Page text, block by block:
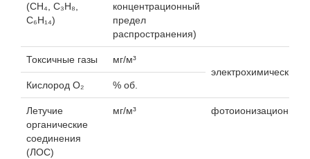
(CH₄, C₃H₈,
C₆H₁₄)
концентрационный
предел
распространения)
Токсичные газы
мг/м³
электрохимический
Кислород О₂
% об.
Летучие
органические
соединения
(ЛОС)
мг/м³ фотоионизационный